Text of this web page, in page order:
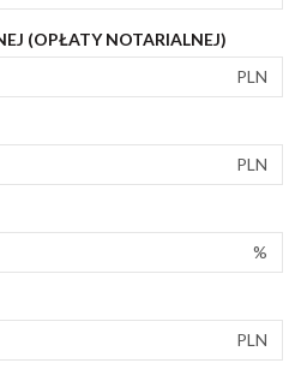
(OPŁATY NOTARIALNEJ)
PLN
PLN
%
PLN